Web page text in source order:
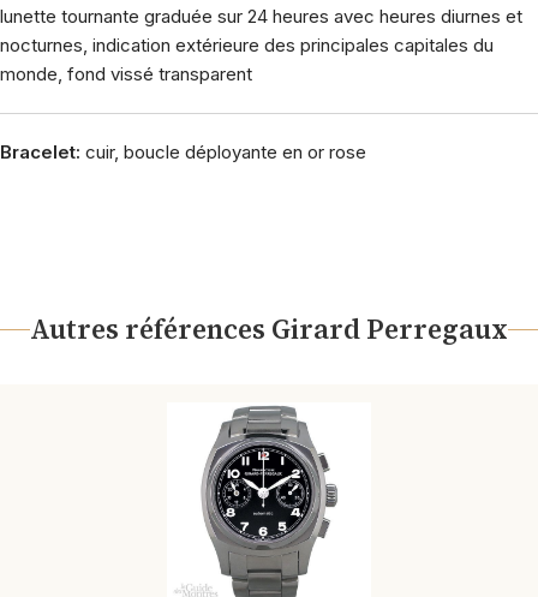
lunette tournante graduée sur 24 heures avec heures diurnes et
nocturnes, indication extérieure des principales capitales du
monde, fond vissé transparent
Bracelet: cuir, boucle déployante en or rose
Autres références Girard Perregaux